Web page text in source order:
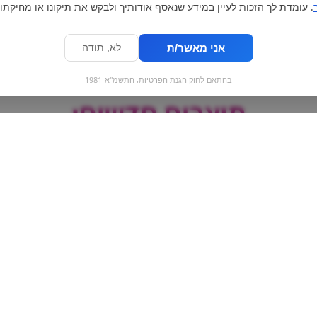
מוצרים חדשים:
. עומדת לך הזכות לעיין במידע שנאסף אודותיך ולבקש את תיקונו או
אני מאשר/ת לא, תודה
בהתאם לחוק הגנת הפרטיות, התשמ"א-1981